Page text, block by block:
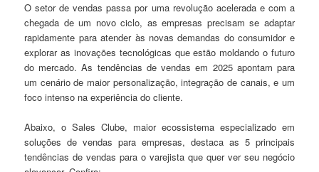
O setor de vendas passa por uma revolução acelerada e com a
chegada de um novo ciclo, as empresas precisam se adaptar
rapidamente para atender às novas demandas do consumidor e
explorar as inovações tecnológicas que estão moldando o futuro
do mercado. As tendências de vendas em 2025 apontam para
um cenário de maior personalização, integração de canais, e um
foco intenso na experiência do cliente.
Abaixo, o Sales Clube, maior ecossistema especializado em
soluções de vendas para empresas, destaca as 5 principais
tendências de vendas para o varejista que quer ver seu negócio